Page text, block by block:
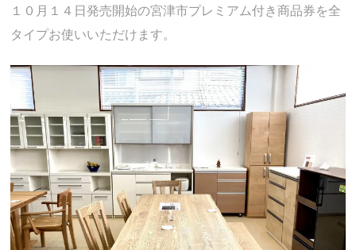
１０月１４日発売開始の宮津市プレミアム付き商品券を全
タイプお使いいただけます。